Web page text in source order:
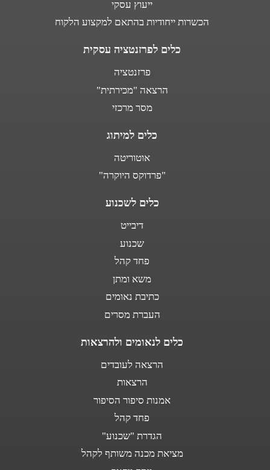
ייעוץ עסקי
הכשרות ייחודיות בהתאם למקצוע הלקוח
כלים לפרזנטציה עסקית
פרזנטציה
הרצאה "מכירתית"
מסר מרכזי
כלים למיתוג
אוטוריטה
"פרדוקס היוקרה"
כלים לשכנוע
דיבייט
שכנוע
פחד קהל
משא ומתן
כתיבת נאומים
העברת מסרים
כלים לנאומים ולהרצאות
הרצאה לעובדים
הרצאות
אמנות סיפור הסיפור
פחד קהל
הגדרת "שכנוע"
מציאת מכנה משותף לקהל